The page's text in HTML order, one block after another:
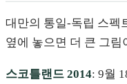
대만의 통일-독립 스펙
옆에 놓으면 더 큰 그림
스코틀랜드 2014: 9월